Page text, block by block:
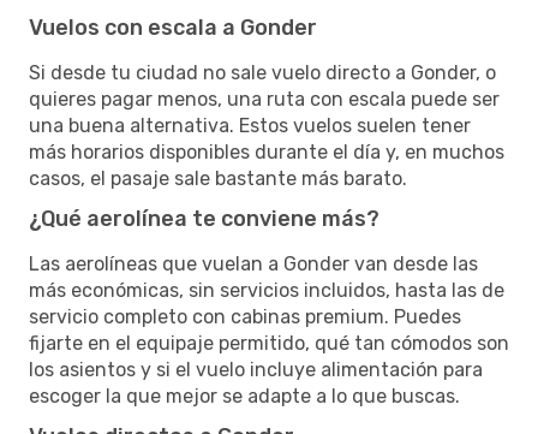
Vuelos con escala a Gonder
Si desde tu ciudad no sale vuelo directo a Gonder, o
quieres pagar menos, una ruta con escala puede ser
una buena alternativa. Estos vuelos suelen tener
más horarios disponibles durante el día y, en muchos
casos, el pasaje sale bastante más barato.
¿Qué aerolínea te conviene más?
Las aerolíneas que vuelan a Gonder van desde las
más económicas, sin servicios incluidos, hasta las de
servicio completo con cabinas premium. Puedes
fijarte en el equipaje permitido, qué tan cómodos son
los asientos y si el vuelo incluye alimentación para
escoger la que mejor se adapte a lo que buscas.